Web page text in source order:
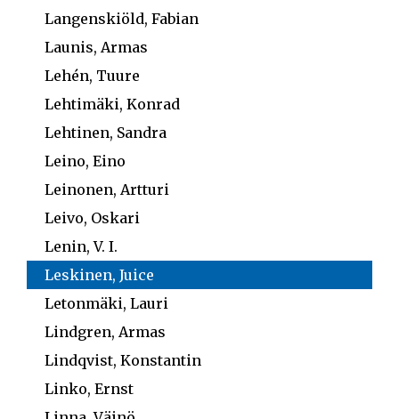
Langenskiöld, Fabian
Launis, Armas
Lehén, Tuure
Lehtimäki, Konrad
Lehtinen, Sandra
Leino, Eino
Leinonen, Artturi
Leivo, Oskari
Lenin, V. I.
Leskinen, Juice
Letonmäki, Lauri
Lindgren, Armas
Lindqvist, Konstantin
Linko, Ernst